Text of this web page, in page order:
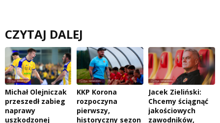
CZYTAJ DALEJ
Michał Olejniczak
przeszedł zabieg
naprawy
uszkodzonej
KKP Korona
rozpoczyna
pierwszy,
historyczny sezon
Jacek Zieliński:
Chcemy ściągnąć
jakościowych
zawodników,